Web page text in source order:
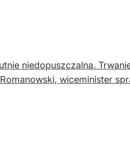
niedopuszczalna.
wiceminister